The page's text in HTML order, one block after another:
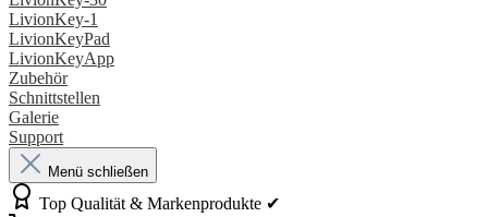
LivionKey-1
LivionKeyPad
LivionKeyApp
Zubehör
Schnittstellen
Galerie
Support
Menü schließen
Top Qualität & Markenprodukte ✔